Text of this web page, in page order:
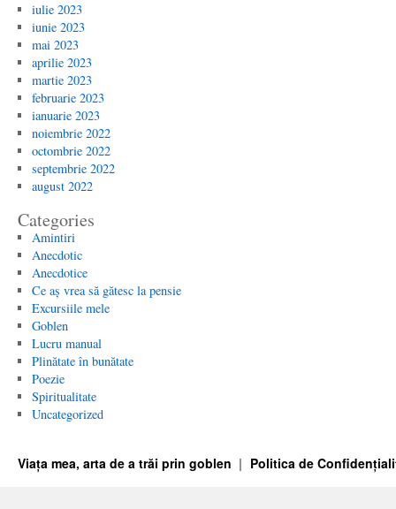
iulie 2023
iunie 2023
mai 2023
aprilie 2023
martie 2023
februarie 2023
ianuarie 2023
noiembrie 2022
octombrie 2022
septembrie 2022
august 2022
Categories
Amintiri
Anecdotic
Anecdotice
Ce aș vrea să gătesc la pensie
Excursiile mele
Goblen
Lucru manual
Plinătate în bunătate
Poezie
Spiritualitate
Uncategorized
Viața mea, arta de a trăi prin goblen Politica de